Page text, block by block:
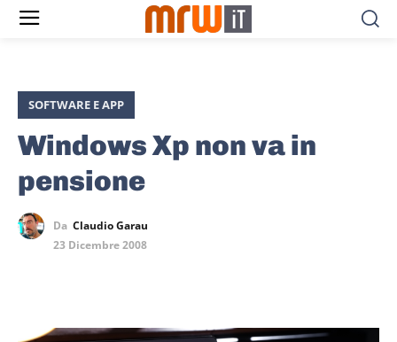
SOFTWARE E APP
Windows Xp non va in
pensione
Da Claudio Garau
23 Dicembre 2008